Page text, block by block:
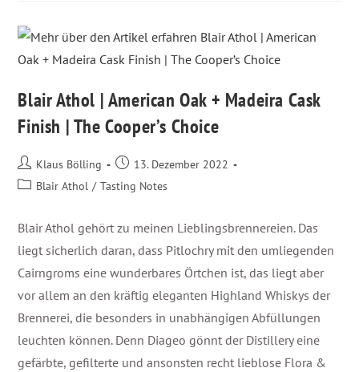
Blair Athol | American Oak + Madeira Cask
Finish | The Cooper’s Choice
Klaus Bölling
13. Dezember 2022
Blair Athol / Tasting Notes
Blair Athol gehört zu meinen Lieblingsbrennereien. Das
liegt sicherlich daran, dass Pitlochry mit den umliegenden
Cairngroms eine wunderbares Örtchen ist, das liegt aber
vor allem an den kräftig eleganten Highland Whiskys der
Brennerei, die besonders in unabhängigen Abfüllungen
leuchten können. Denn Diageo gönnt der Distillery eine
gefärbte, gefilterte und ansonsten recht lieblose Flora &